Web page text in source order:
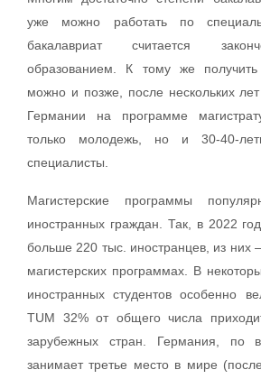
уже можно работать по
бакалавриат считается
образованием. К тому же получить
можно и позже, после нескольких
Германии на программе
только молодежь, но и 30-40-
специалисты.
Магистерские программы
иностранных граждан. Так, в 2022
больше 220 тыс. иностранцев, из них
магистерских программах. В
иностранных студентов особенно
TUM 32% от общего числа
зарубежных стран. Германия, по
занимает третье место в мире